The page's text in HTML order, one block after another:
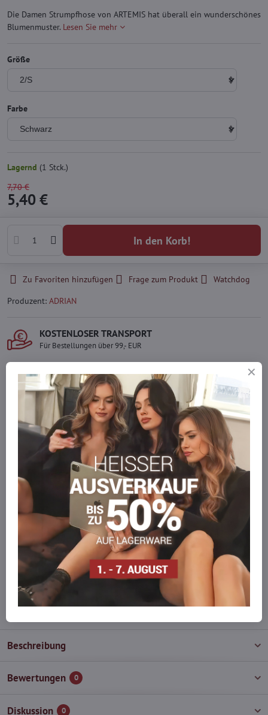
Die Damen Strumpfhose von ARTEMIS hat überall ein wunderschönes
Blumenmuster. Lesen Sie mehr
Größe
Farbe
Lagernd (1 Stck.)
7,70 €
5,40 €
In den Korb!
Zu Favoriten hinzufügen Frage zum Produkt
Watchdog
Produzent: ADRIAN
KOSTENLOSER TRANSPORT
Für Bestellungen über 99,- EUR
LIEFERUNG PER KURIER
Schnell und direkt nach Hause.
SICHERE ZAHLUNGEN
Gesicherte Online-Zahlungen
Ware auf Lager
Wir versenden sofort
Werden Sie Teil von everlady
Werden Sie Teil von everlady und genießen Sie einen5 %
Mitgliedervorteilbei jedem Einkauf.
Der Vorteil wird automatisch im Warenkorb angewendet.
Möchten Sie mehr bestellen, als wir
auf Lager haben?
Zögern Sie nicht, uns zu kontaktieren, wir füllen die Ware für Sie
info​@everlady​.eu
Beschreibung
Bewertungen 0
Diskussion 0